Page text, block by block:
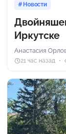
Новости
Иркутске
Анастасия
21 час назад